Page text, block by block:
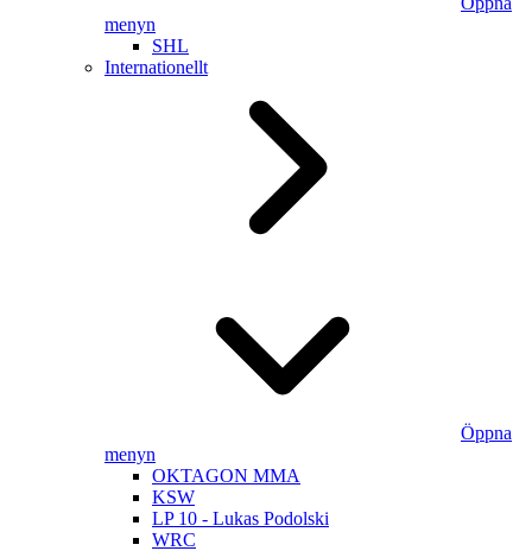
menyn
SHL
Internationellt
Öppna
menyn
OKTAGON MMA
KSW
LP 10 - Lukas Podolski
WRC